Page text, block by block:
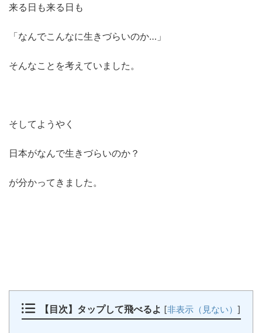
来る日も来る日も
「なんでこんなに生きづらいのか…」
そんなことを考えていました。
そしてようやく
日本がなんで生きづらいのか？
が分かってきました。
【目次】タップして飛べるよ [非表示（見ない） ]